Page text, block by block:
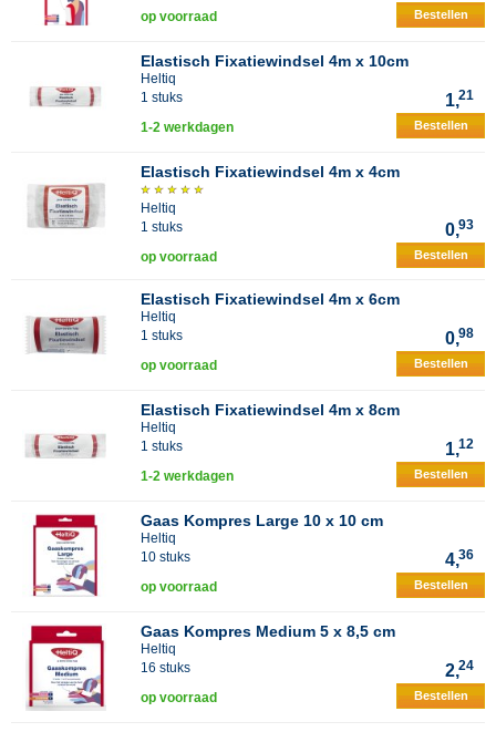
op voorraad Bestellen
Elastisch Fixatiewindsel 4m x 10cm
Heltiq
1 stuks
1,21
1-2 werkdagen Bestellen
Elastisch Fixatiewindsel 4m x 4cm
Heltiq
1 stuks
0,93
op voorraad Bestellen
Elastisch Fixatiewindsel 4m x 6cm
Heltiq
1 stuks
0,98
op voorraad Bestellen
Elastisch Fixatiewindsel 4m x 8cm
Heltiq
1 stuks
1,12
1-2 werkdagen Bestellen
Gaas Kompres Large 10 x 10 cm
Heltiq
10 stuks
4,36
op voorraad Bestellen
Gaas Kompres Medium 5 x 8,5 cm
Heltiq
16 stuks
2,24
op voorraad Bestellen